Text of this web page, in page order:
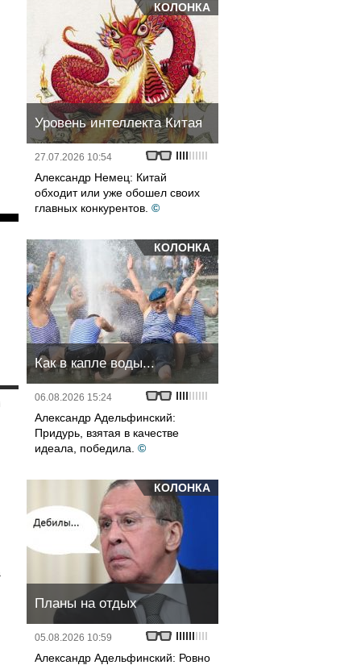
КОЛОНКА
Уровень интеллекта Китая
27.07.2026 10:54
Александр Немец: Китай
обходит или уже обошел своих
главных конкурентов. ©
КОЛОНКА
Как в капле воды...
06.08.2026 15:24
Александр Адельфинский:
Придурь, взятая в качестве
идеала, победила. ©
КОЛОНКА
Планы на отдых
05.08.2026 10:59
Александр Адельфинский: Ровно